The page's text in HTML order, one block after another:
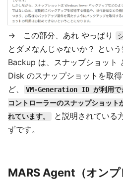
→ この部分、あれ やっぱり
とダメなんじゃないか？ とい
Backup は、スナップショット
Disk のスナップショットを取
ど、
VM-Generation ID が利用で
コントローラーのスナップショット
れています。
と説明されている
ずです。
MARS Agent（オン